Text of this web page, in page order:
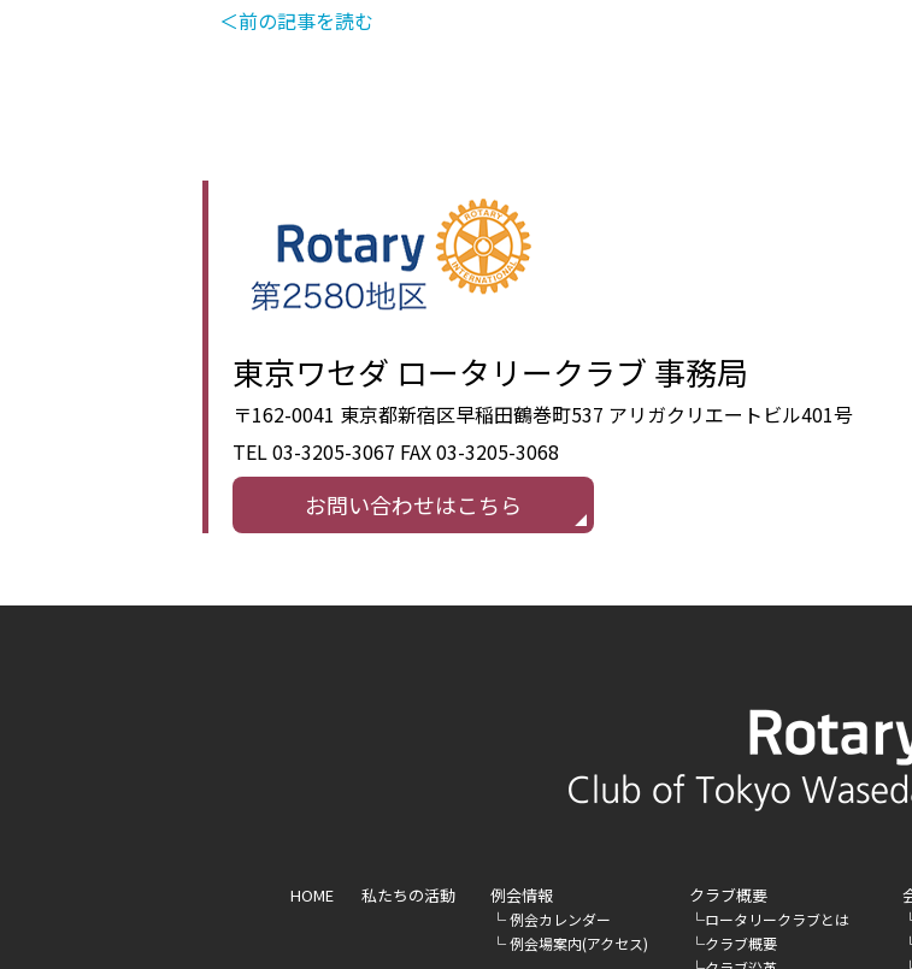
＜前の記事を読む
東京ワセダ ロータリークラブ 事務局
〒162-0041 東京都新宿区早稲田鶴巻町537 アリガクリエートビル401号
TEL 03-3205-3067 FAX 03-3205-3068
お問い合わせはこちら
HOME 私たちの活動
例会情報
└例会カレンダー
└例会場案内(アクセス)
クラブ概要
└ロータリークラブとは
└クラブ概要